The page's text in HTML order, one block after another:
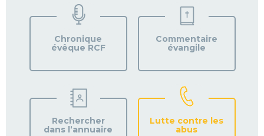
PAROISSE
Chronique
évêque RCF
Commentaire
évangile
Rechercher
dans l’annuaire
Lutte contre les
abus